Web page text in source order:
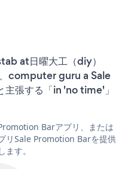
at日曜大工（diy）
computer guru a Sale
張する「in 'no time'」
Barアプリ、または
Sale Promotion Barを提供
す。